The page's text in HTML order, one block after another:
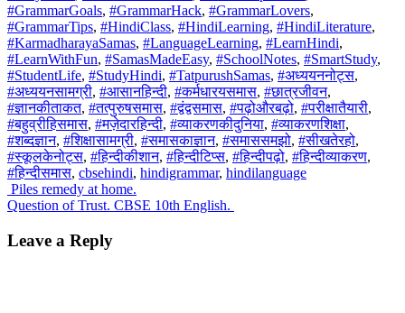
#GrammarGoals, #GrammarHack, #GrammarLovers,
#GrammarTips, #HindiClass, #HindiLearning, #HindiLiterature,
#KarmadharayaSamas, #LanguageLearning, #LearnHindi,
#LearnWithFun, #SamasMadeEasy, #SchoolNotes, #SmartStudy,
#StudentLife, #StudyHindi, #TatpurushSamas, #अध्ययननोट्स,
#अध्ययनसामग्री, #आसानहिन्दी, #कर्मधारयसमास, #छात्रजीवन,
#ज्ञानकीताकत, #तत्पुरुषसमास, #द्वंद्वसमास, #पढ़ोऔरबढ़ो, #परीक्षातैयारी,
#बहुव्रीहिसमास, #मज़ेदारहिन्दी, #व्याकरणकीदुनिया, #व्याकरणशिक्षा,
#शब्दज्ञान, #शिक्षासामग्री, #समासकाज्ञान, #समाससमझो, #सीखतेरहो,
#स्कूलकेनोट्स, #हिन्दीकीशान, #हिन्दीटिप्स, #हिन्दीपढ़ो, #हिन्दीव्याकरण,
#हिन्दीसमास, cbsehindi, hindigrammar, hindilanguage
Post
navigation
Piles remedy at home.
Question of Trust. CBSE 10th English.
Leave a Reply